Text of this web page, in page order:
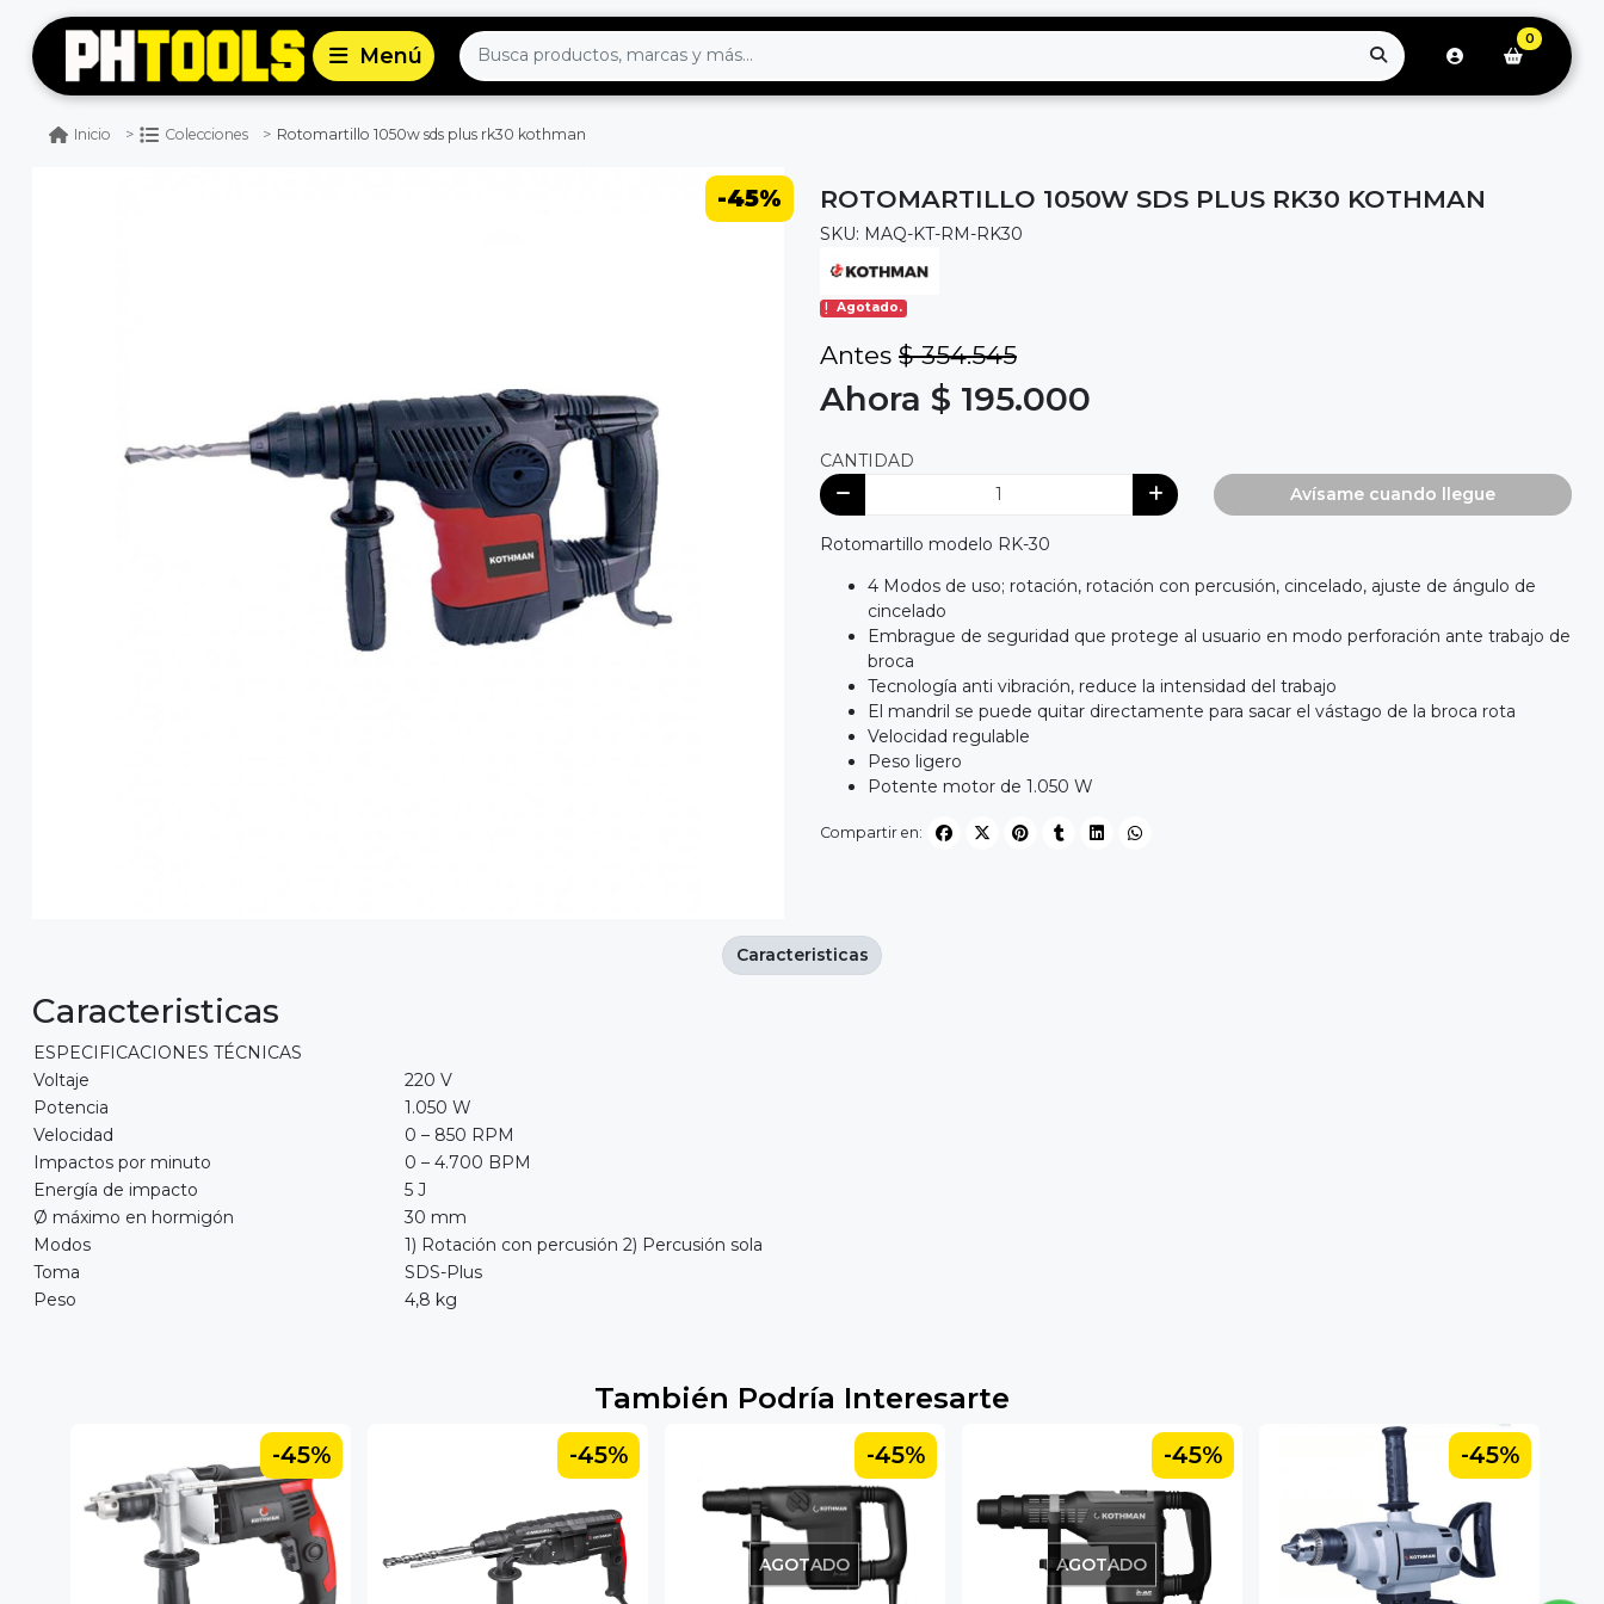
0
Inicio Colecciones Rotomartillo 1050w sds plus rk30 kothman
-45% ROTOMARTILLO 1050W SDS PLUS RK30 KOTHMAN
SKU: MAQ-KT-RM-RK30
Agotado.
Antes $ 354.545
Ahora $ 195.000
CANTIDAD
Avísame cuando llegue
Rotomartillo modelo RK-30
4 Modos de uso; rotación, rotación con percusión, cincelado, ajuste de ángulo de
cincelado
Embrague de seguridad que protege al usuario en modo perforación ante trabajo de
broca
Tecnología anti vibración, reduce la intensidad del trabajo
El mandril se puede quitar directamente para sacar el vástago de la broca rota
Velocidad regulable
Peso ligero
Potente motor de 1.050 W
Compartir en:
Caracteristicas
ESPECIFICACIONES TÉCNICAS
Voltaje
220 V
Potencia
1.050 W
Velocidad
0 – 850 RPM
Impactos por minuto
0 – 4.700 BPM
Energía de impacto
5 J
Ø máximo en hormigón
30 mm
Modos
1) Rotación con percusión 2) Percusión sola
Toma
SDS-Plus
Peso
4,8 kg
Caracteristicas
También Podría Interesarte
-45% -45% -45%
AGOTADO
-45%
AGOTADO
-45%